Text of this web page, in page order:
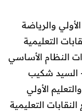
والرياضة
2022 مع النقابات التعليمية
النظام الأساسي
الأربعاء 9 مارس 2022 - السيد شكيب
الأولي
التعليمية